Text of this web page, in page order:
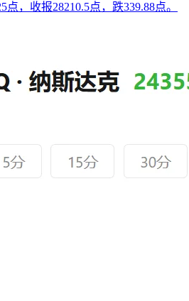
点，收报28210.5点，跌339.88点。